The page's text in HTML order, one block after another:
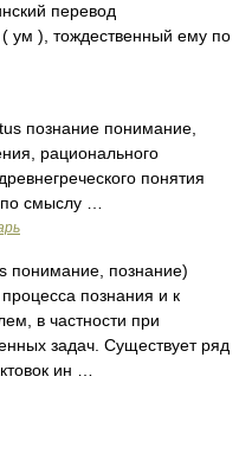
перевод
( ум ), тождественный ему по
познание понимание,
рационального
понятия
смыслу …
понимание, познание)
познания и к
в частности при
задач. Существует ряд
ин …